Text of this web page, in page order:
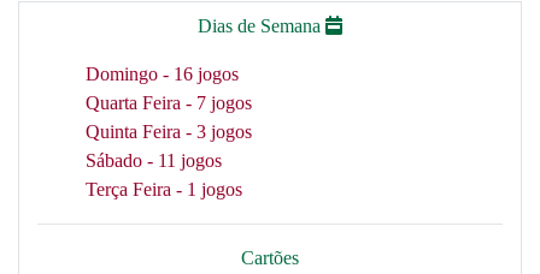
Dias de Semana
Domingo - 16 jogos
Quarta Feira - 7 jogos
Quinta Feira - 3 jogos
Sábado - 11 jogos
Terça Feira - 1 jogos
Cartões